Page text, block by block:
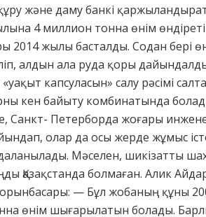
және даму банкі
4 миллион тонна өнім
жылы басталды. Содан бері
алдын ала руда қоры
капсуласын» салу рәсімі
кен байыту комбинатында
Санкт- Петерборда жоғары
олар да осы жерде жұмыс
Мәселен, шикізатты
Қазақстанда болмаған. Алик
— Бұл жобаның құны
өнім шығарылатын болады.